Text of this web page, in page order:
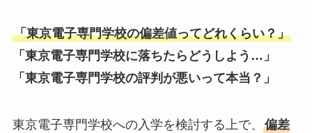
「東京電子専門学校の偏差値ってどれくらい？」
「東京電子専門学校に落ちたらどうしよう…」
「東京電子専門学校の評判が悪いって本当？」
東京電子専門学校への入学を検討する上で、 偏差